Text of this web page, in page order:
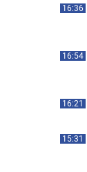
16:36
16:54
16:21
15:31